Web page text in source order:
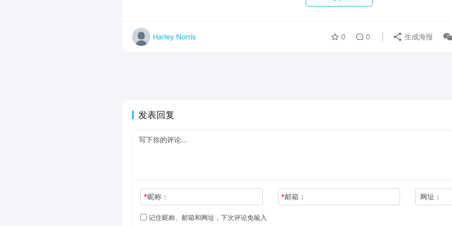
Harley Norris 0 0 生成海报
发表回复
*昵称： *邮箱： 网址：
记住昵称、邮箱和网址，下次评论免输入